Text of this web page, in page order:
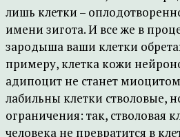
лишь клетки –
имени зигота. И все же в
зародыша ваши клетки
примеру, клетка кожи
адипоцит не станет
лабильны клетки стволовые,
ограничения: так, стволовая
человека не превратится в